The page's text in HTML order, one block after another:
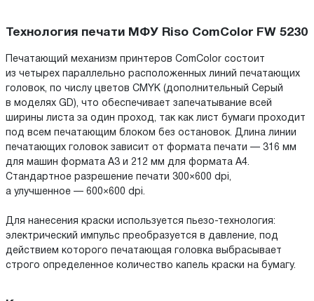
Технология печати МФУ Riso ComColor FW 5230
Печатающий механизм принтеров ComColor состоит
из четырех параллельно расположенных линий печатающих
головок, по числу цветов CMYK (дополнительный Серый
в моделях GD), что обеспечивает запечатывание всей
ширины листа за один проход, так как лист бумаги проходит
под всем печатающим блоком без остановок. Длина линии
печатающих головок зависит от формата печати — 316 мм
для машин формата А3 и 212 мм для формата А4.
Стандартное разрешение печати 300×600 dpi,
а улучшенное — 600×600 dpi.
Для нанесения краски используется пьезо-технология:
электрический импульс преобразуется в давление, под
действием которого печатающая головка выбрасывает
строго определенное количество капель краски на бумагу.